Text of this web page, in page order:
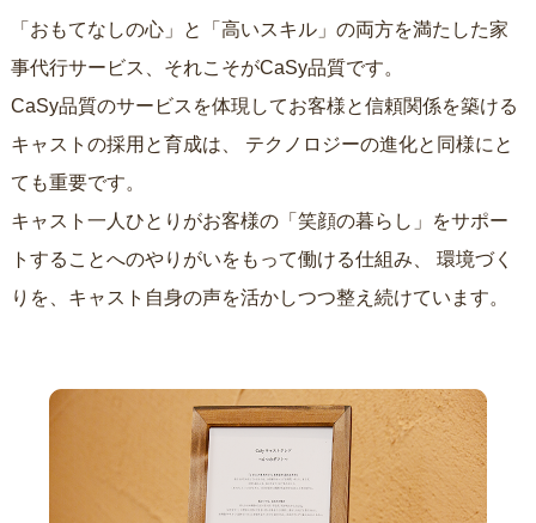
「おもてなしの心」と「高いスキル」の両方を満たした家
事代行サービス、それこそがCaSy品質です。
CaSy品質のサービスを体現してお客様と信頼関係を築ける
キャストの採用と育成は、
ても重要です。
キャスト一人ひとりがお客様の「笑顔の暮らし」をサポー
トすることへのやりがいをもって働ける仕組み、
りを、キャスト自身の声を活かしつつ整え続けています。